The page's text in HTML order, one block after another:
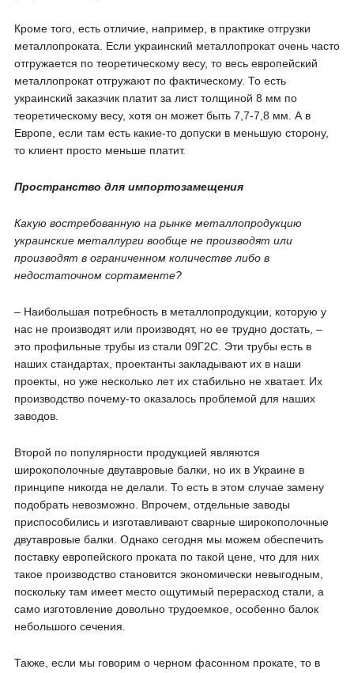
Кроме того, есть отличие, например, в практике отгрузки
металлопроката. Если украинский металлопрокат очень часто
отгружается по теоретическому весу, то весь европейский
металлопрокат отгружают по фактическому. То есть
украинский заказчик платит за лист толщиной 8 мм по
теоретическому весу, хотя он может быть 7,7-7,8 мм. А в
Европе, если там есть какие-то допуски в меньшую сторону,
то клиент просто меньше платит.
Пространство для импортозамещения
Какую востребованную на рынке металлопродукцию
украинские металлурги вообще не производят или
производят в ограниченном количестве либо в
недостаточном сортаменте?
– Наибольшая потребность в металлопродукции, которую у
нас не производят или производят, но ее трудно достать, –
это профильные трубы из стали 09Г2С. Эти трубы есть в
наших стандартах, проектанты закладывают их в наши
проекты, но уже несколько лет их стабильно не хватает. Их
производство почему-то оказалось проблемой для наших
заводов.
Второй по популярности продукцией являются
широкополочные двутавровые балки, но их в Украине в
принципе никогда не делали. То есть в этом случае замену
подобрать невозможно. Впрочем, отдельные заводы
приспособились и изготавливают сварные широкополочные
двутавровые балки. Однако сегодня мы можем обеспечить
поставку европейского проката по такой цене, что для них
такое производство становится экономически невыгодным,
поскольку там имеет место ощутимый перерасход стали, а
само изготовление довольно трудоемкое, особенно балок
небольшого сечения.
Также, если мы говорим о черном фасонном прокате, то в